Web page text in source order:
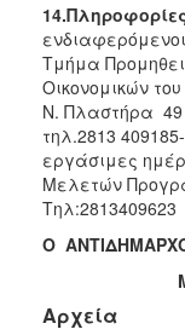
Τμήμα
Οικονομικών
Ν. Πλαστήρα 49
τηλ.2813
εργάσιμες
Μελετών
Τηλ:2813409623
Ο
Αρχεία